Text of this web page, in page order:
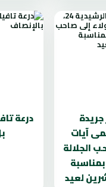
أسمى آيات
الجلالة
لعيد
درعة